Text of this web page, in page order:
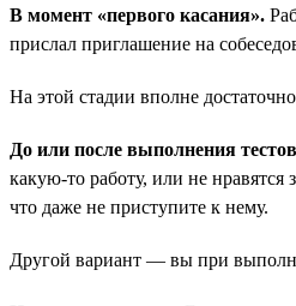
В момент «первого касания».
прислал приглашение на
На этой стадии вполне
До или после выполнения
какую-то работу, или не нравятся
что даже не приступите к нему.
Другой вариант — вы при